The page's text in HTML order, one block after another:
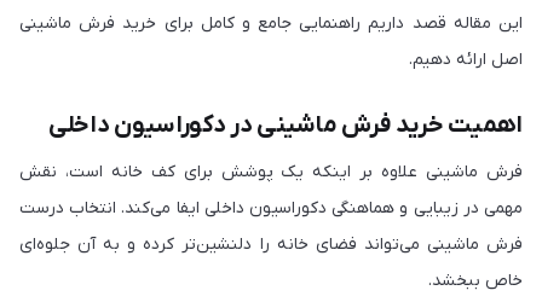
این مقاله قصد داریم راهنمایی جامع و کامل برای خرید فرش ماشینی
اصل ارائه دهیم.
اهمیت خرید فرش ماشینی در دکوراسیون داخلی
فرش ماشینی علاوه بر اینکه یک پوشش برای کف خانه است، نقش
مهمی در زیبایی و هماهنگی دکوراسیون داخلی ایفا می‌کند. انتخاب درست
فرش ماشینی می‌تواند فضای خانه را دلنشین‌تر کرده و به آن جلوه‌ای
خاص ببخشد.